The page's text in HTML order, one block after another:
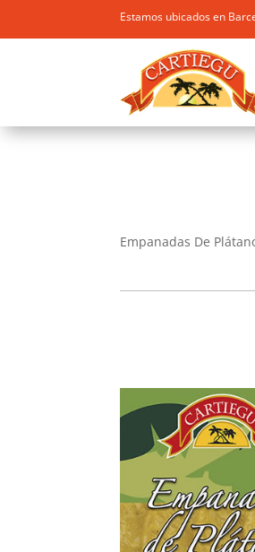
Estamos ubicados en
Empanadas De